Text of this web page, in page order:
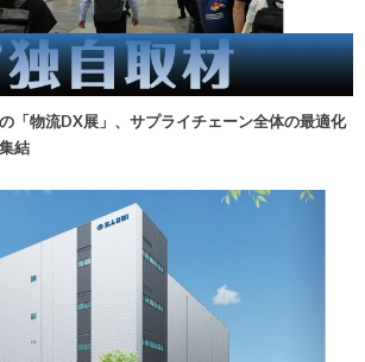
「物流DX展」、サプライチェーン全体の最適化
結